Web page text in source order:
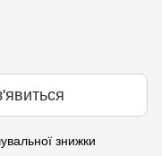
знижки